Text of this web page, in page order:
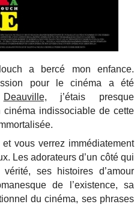
a bercé mon enfance.
pour le cinéma a été
Deauville, j’étais presque
indissociable de cette
vous verrez immédiatement
Les adorateurs d’un côté qui
ses histoires d’amour
de l’existence, sa
du cinéma, ses phrases